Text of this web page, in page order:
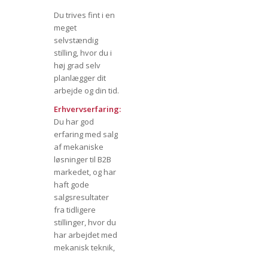
Du trives fint i en
meget
selvstændig
stilling, hvor du i
høj grad selv
planlægger dit
arbejde og din tid.
Erhvervserfaring:
Du har god
erfaring med salg
af mekaniske
løsninger til B2B
markedet, og har
haft gode
salgsresultater
fra tidligere
stillinger, hvor du
har arbejdet med
mekanisk teknik,